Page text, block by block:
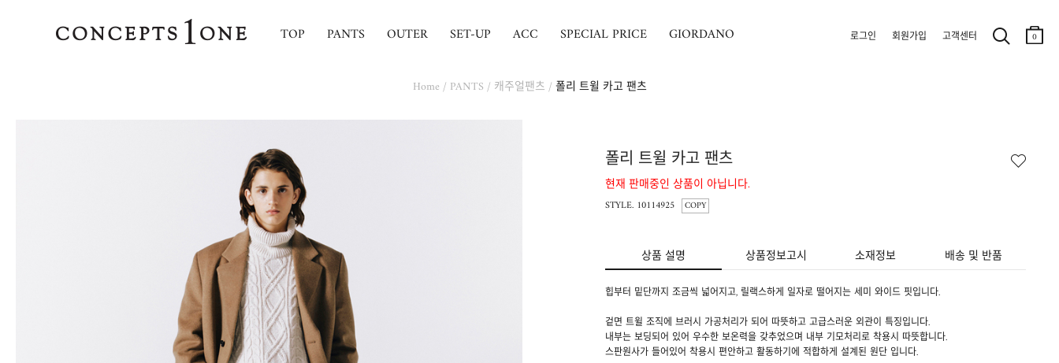
TOP PANTS OUTER SET-UP ACC SPECIAL PRICE GIORDANO 로그인 회원가입 고객센터 0
Home / PANTS / 캐주얼팬츠 / 폴리 트윌 카고 팬츠
폴리 트윌 카고 팬츠
현재 판매중인 상품이 아닙니다.
STYLE. 10114925 COPY
상품 설명 상품정보고시 소재정보 배송 및 반품
힙부터 밑단까지 조금씩 넓어지고, 릴랙스하게 일자로 떨어지는 세미 와이드 핏입니다.
겉면 트윌 조직에 브러시 가공처리가 되어 따뜻하고 고급스러운 외관이 특징입니다.
내부는 보딩되어 있어 우수한 보온력을 갖추었으며 내부 기모처리로 착용시 따뜻합니다.
스판원사가 들어있어 착용시 편안하고 활동하기에 적합하게 설계된 원단 입니다.